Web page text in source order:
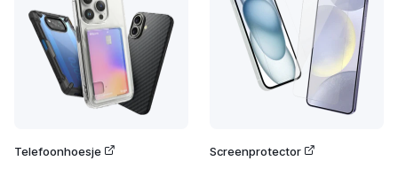
Telefoonhoesje Screenprotector